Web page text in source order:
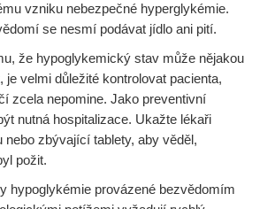
vzniku nebezpečné hyperglykémie.
se nesmí podávat jídlo ani pití.
že hypoglykemický stav může nějakou
je velmi důležité kontrolovat pacienta,
zcela nepomine. Jako preventivní
nutná hospitalizace. Ukažte lékaři
nebo zbývající tablety, aby věděl,
požit.
hypoglykémie provázené bezvědomím